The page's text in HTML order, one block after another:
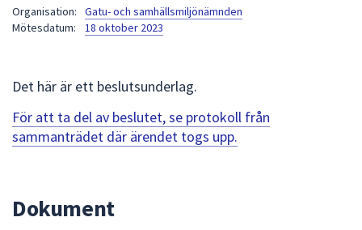
under
att
navigera
mellan
Organisation:
Gatu- och samhällsmiljönämnden
Mötesdatum:
18 oktober 2023
Det här är ett beslutsunderlag.
För att ta del av beslutet, se protokoll från
sammanträdet där ärendet togs upp.
Dokument